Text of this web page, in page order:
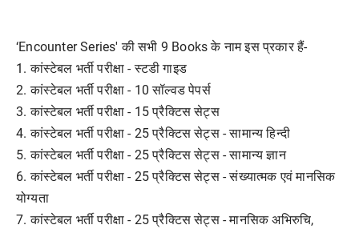
‘Encounter Series' की सभी 9 Books के नाम इस प्रकार हैं-
1. कांस्टेबल भर्ती परीक्षा - स्टडी गाइड
2. कांस्टेबल भर्ती परीक्षा - 10 सॉल्वड पेपर्स
3. कांस्टेबल भर्ती परीक्षा - 15 प्रैक्टिस सेट्स
4. कांस्टेबल भर्ती परीक्षा - 25 प्रैक्टिस सेट्स - सामान्य हिन्दी
5. कांस्टेबल भर्ती परीक्षा - 25 प्रैक्टिस सेट्स - सामान्य ज्ञान
6. कांस्टेबल भर्ती परीक्षा - 25 प्रैक्टिस सेट्स - संख्यात्मक एवं मानसिक
योग्यता
7. कांस्टेबल भर्ती परीक्षा - 25 प्रैक्टिस सेट्स - मानसिक अभिरुचि,